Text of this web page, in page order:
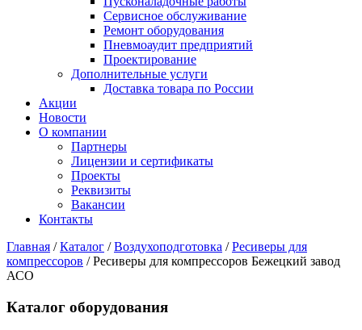
Сервисное обслуживание
Ремонт оборудования
Пневмоаудит предприятий
Проектирование
Дополнительные услуги
Доставка товара по России
Акции
Новости
О компании
Партнеры
Лицензии и сертификаты
Проекты
Реквизиты
Вакансии
Контакты
Главная /Каталог /Воздухоподготовка /Ресиверы для
компрессоров /Ресиверы для компрессоров Бежецкий завод
АСО
Каталог оборудования